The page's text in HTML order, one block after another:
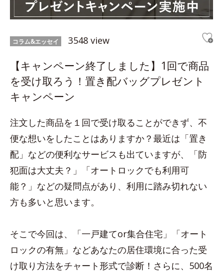
コラム&エッセイ 3548 view
【キャンペーン終了しました】1回で商品
を受け取ろう！置き配バッグプレゼント
キャンペーン
注文した商品を１回で受け取ることができず、不
便な想いをしたことはありますか？最近は「置き
配」などの便利なサービスも出ていますが、「防
犯面は大丈夫？」「オートロックでも利用可
能？」などの疑問点があり、利用に踏み切れない
方も多いと思います。
そこで今回は、「一戸建てor集合住宅」「オート
ロックの有無」などあなたの居住環境に合った受
け取り方法をチャート形式で診断！さらに、500名